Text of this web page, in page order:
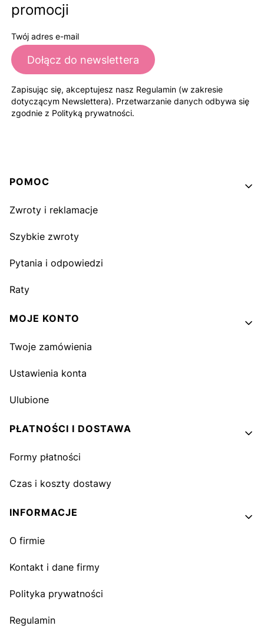
promocji
Twój adres e-mail
Dołącz do newslettera
Zapisując się, akceptujesz nasz Regulamin (w zakresie
dotyczącym Newslettera). Przetwarzanie danych odbywa się
zgodnie z Polityką prywatności.
Linki w stopce
POMOC
Zwroty i reklamacje
Szybkie zwroty
Pytania i odpowiedzi
Raty
MOJE KONTO
Twoje zamówienia
Ustawienia konta
Ulubione
PŁATNOŚCI I DOSTAWA
Formy płatności
Czas i koszty dostawy
INFORMACJE
O firmie
Kontakt i dane firmy
Polityka prywatności
Regulamin